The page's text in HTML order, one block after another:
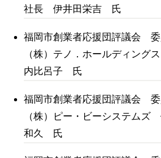
社長 伊井田栄吉 氏
福岡市創業者応援団評議会 委
（株）テノ．ホールディン
内比呂子 氏
福岡市創業者応援団評議会 委
（株）ピー・ビーシステム
和久 氏